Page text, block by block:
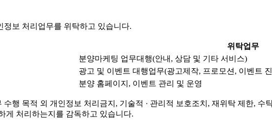
보 처리업무를 위탁하고 있습니다.
위탁업무
분양마케팅 업무대행(안내, 상담 및 기타 서비스)
광고 및 이벤트 대행업무(광고제작, 프로모션, 이벤트
분양 홈페이지, 이벤트 관리 및 운영
행 목적 외 개인정보 처리금지, 기술적 · 관리적 보호조치, 재위탁 제한, 수
게 처리하는지를 감독하고 있습니다.